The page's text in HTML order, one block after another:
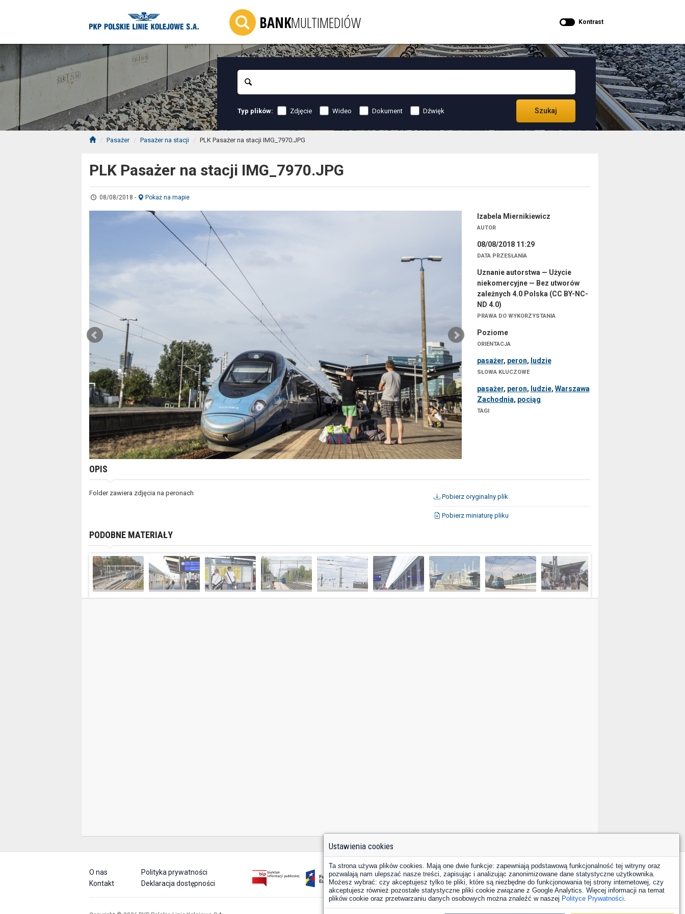
BANKMULTIMEDIÓW Kontrast
Typ plików: Zdjęcie Wideo Dokument Dźwięk Szukaj
Pasażer Pasażer na stacji PLK Pasażer na stacji IMG_7970.JPG
PLK Pasażer na stacji IMG_7970.JPG
08/08/2018 - Pokaż na mapie
Izabela Miernikiewicz
AUTOR
08/08/2018 11:29
DATA PRZESŁANIA
Uznanie autorstwa — Użycie
niekomercyjne — Bez utworów
zależnych 4.0 Polska (CC BY-NC-
ND 4.0)
PRAWA DO WYKORZYSTANIA
Poziome
ORIENTACJA
pasażer, peron, ludzie
SŁOWA KLUCZOWE
pasażer, peron, ludzie, Warszawa
Zachodnia, pociąg
TAGI
OPIS
Folder zawiera zdjęcia na peronach Pobierz oryginalny plik
Pobierz miniaturę pliku
PODOBNE MATERIAŁY
O nas
Kontakt
Polityka prywatności
Deklaracja dostępności
FacebookLinkedIn
X InstagramYouTube
Ustawienia cookies
Ta strona używa plików cookies. Mają one dwie funkcje: zapewniają podstawową funkcjonalność tej witryny oraz
pozwalają nam ulepszać nasze treści, zapisując i analizując zanonimizowane dane statystyczne użytkownika.
Możesz wybrać: czy akceptujesz tylko te pliki, które są niezbędne do funkcjonowania tej strony internetowej, czy
akceptujesz również pozostałe statystyczne pliki cookie związane z Google Analytics. Więcej informacji na temat
plików cookie oraz przetwarzaniu danych osobowych można znaleźć w naszej Polityce Prywatności.